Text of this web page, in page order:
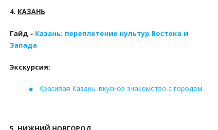
4. КАЗАНЬ
Гайд - Казань: переплетение культур Востока и
Запада
Экскурсия:
Красивая Казань: вкусное знакомство с городом.